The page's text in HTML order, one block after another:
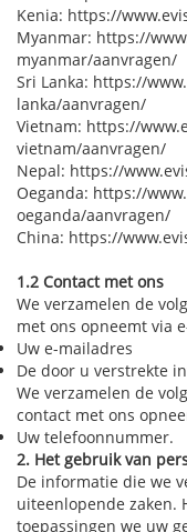
Kenia: https://
Myanmar: https://
myanmar/aanvragen/
Sri Lanka: https://
lanka/aanvragen/
Vietnam: https://
vietnam/aanvragen/
Nepal: https://
Oeganda: https://
oeganda/aanvragen/
China: https://
1.2 Contact met ons
We verzamelen de
met ons opneemt via
Uw e-mailadres
De door u verstrekte
We verzamelen de
contact met ons
Uw telefoonnummer.
2. Het gebruik van
De informatie die we
uiteenlopende zaken.
toepassingen we uw